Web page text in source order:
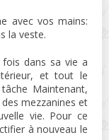
avec vos mains:
la veste.
dans sa vie a
et tout le
Maintenant,
mezzanines et
vie. Pour ce
à nouveau le